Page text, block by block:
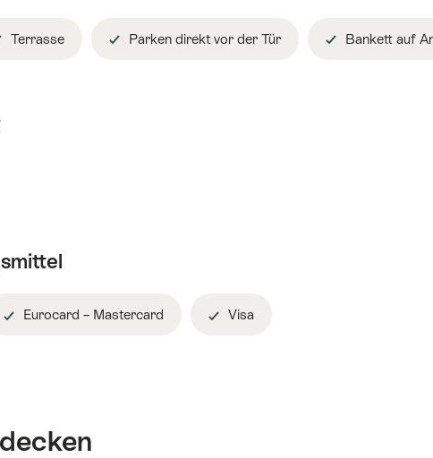
Terrasse Parken direkt vor der Tür Bankett auf
Eurocard – Mastercard Visa